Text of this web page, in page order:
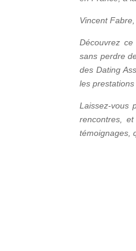
Vincent
Découvrez
sans perdre
des Dating
les
Laissez-vous
rencontres,
témoignages,